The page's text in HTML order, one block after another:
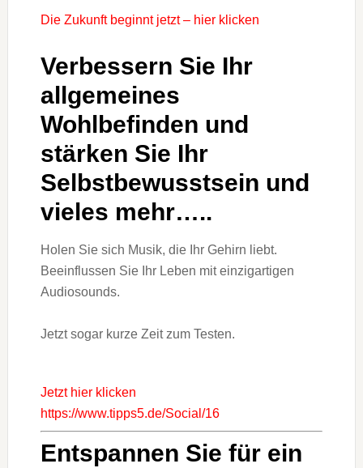
Die Zukunft beginnt jetzt – hier klicken
Verbessern Sie Ihr
allgemeines
Wohlbefinden und
stärken Sie Ihr
Selbstbewusstsein und
vieles mehr…..
Holen Sie sich Musik, die Ihr Gehirn liebt.
Beeinflussen Sie Ihr Leben mit einzigartigen
Audiosounds.
Jetzt sogar kurze Zeit zum Testen.
Jetzt hier klicken
https://www.tipps5.de/Social/16
Entspannen Sie für ein